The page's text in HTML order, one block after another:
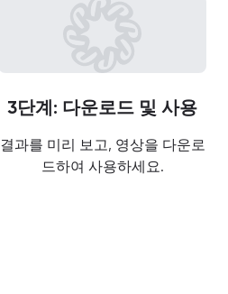
3단계: 다운로드 및 사용
결과를 미리 보고, 영상을 다운로
드하여 사용하세요.